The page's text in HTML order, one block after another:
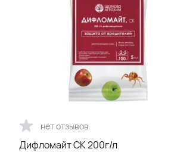
нет отзывов
Дифломайт СК 200г/л